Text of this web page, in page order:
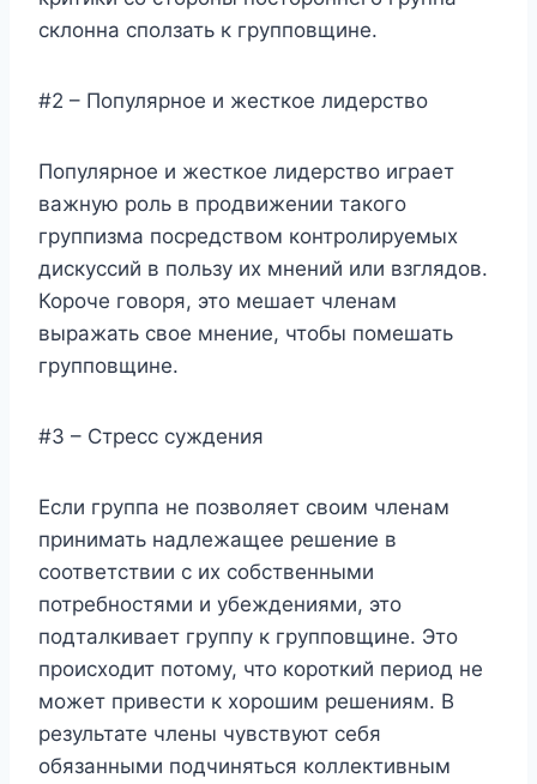
склонна сползать к групповщине.
#2 – Популярное и жесткое лидерство
Популярное и жесткое лидерство играет
важную роль в продвижении такого
группизма посредством контролируемых
дискуссий в пользу их мнений или взглядов.
Короче говоря, это мешает членам
выражать свое мнение, чтобы помешать
групповщине.
#3 – Стресс суждения
Если группа не позволяет своим членам
принимать надлежащее решение в
соответствии с их собственными
потребностями и убеждениями, это
подталкивает группу к групповщине. Это
происходит потому, что короткий период не
может привести к хорошим решениям. В
результате члены чувствуют себя
обязанными подчиняться коллективным